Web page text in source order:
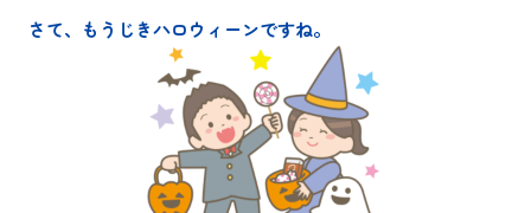
さて、もうじきハロウィーンですね。